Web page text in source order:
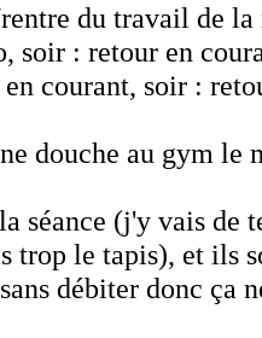
du travail de
soir : retour en
courant, soir :
douche au gym le
séance (j'y vais de
trop le tapis), et ils
débiter donc ça